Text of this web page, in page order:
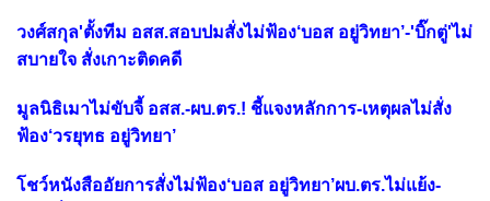
วงศ์สกุล'ตั้งทีม อสส.สอบปมสั่งไม่ฟ้อง‘บอส อยู่วิทยา’-'บิ๊กตู่'ไม่
สบายใจ สั่งเกาะติดคดี
มูลนิธิเมาไม่ขับจี้ อสส.-ผบ.ตร.! ชี้แจงหลักการ-เหตุผลไม่สั่ง
ฟ้อง‘วรยุทธ อยู่วิทยา’
โชว์หนังสืออัยการสั่งไม่ฟ้อง‘บอส อยู่วิทยา’ผบ.ตร.ไม่แย้ง-